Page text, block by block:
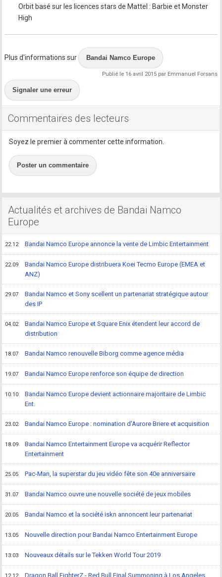
Orbit basé sur les licences stars de Mattel : Barbie et Monster
High
Plus d'informations sur Bandai Namco Europe
Publié le 16 avril 2015 par Emmanuel Forsans
Signaler une erreur
Commentaires des lecteurs
Soyez le premier à commenter cette information.
Poster un commentaire
Actualités et archives de Bandai Namco
Europe
22.12 Bandai Namco Europe annonce la vente de Limbic Entertainment
22.09
Bandai Namco Europe distribuera Koei Tecmo Europe (EMEA et
ANZ)
29.07
Bandai Namco et Sony scellent un partenariat stratégique autour
des IP
04.02
Bandai Namco Europe et Square Enix étendent leur accord de
distribution
18.07 Bandai Namco renouvelle Biborg comme agence média
19.07 Bandai Namco Europe renforce son équipe de direction
10.10
Bandai Namco Europe devient actionnaire majoritaire de Limbic
Ent.
23.02 Bandai Namco Europe : nomination d'Aurore Briere et acquisition
18.09
Bandai Namco Entertainment Europe va acquérir Reflector
Entertainment
25.05 Pac-Man, la superstar du jeu vidéo fête son 40e anniversaire
31.07 Bandai Namco ouvre une nouvelle société de jeux mobiles
20.05 Bandai Namco et la société iskn annoncent leur partenariat
13.05 Nouvelle direction pour Bandai Namco Entertainment Europe
13.03 Nouveaux détails sur le Tekken World Tour 2019
Dragon Ball FighterZ - Red Bull Final Summoning à Los Angeles